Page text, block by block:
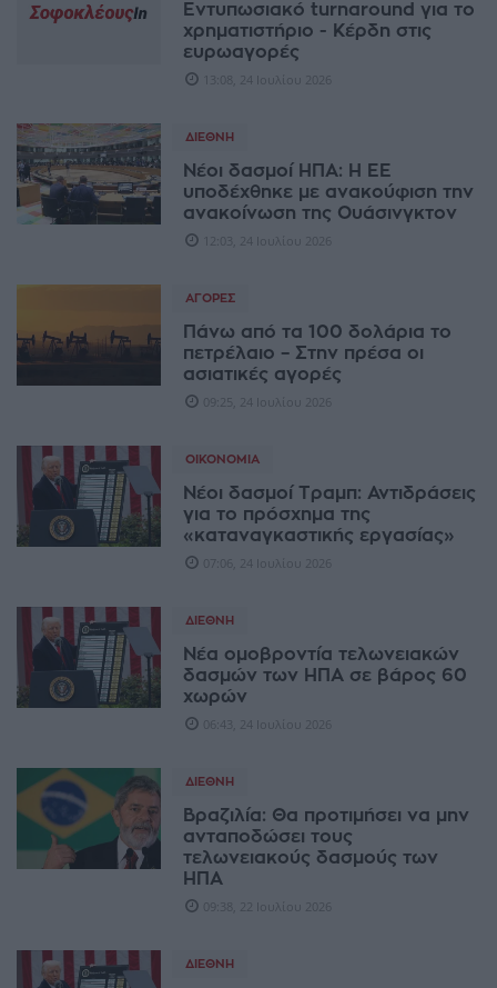
Εντυπωσιακό turnaround για το
χρηματιστήριο - Κέρδη στις
ευρωαγορές
13:08, 24 Ιουλίου 2026
ΔΙΕΘΝΉ
Νέοι δασμοί ΗΠΑ: Η ΕΕ
υποδέχθηκε με ανακούφιση την
ανακοίνωση της Ουάσινγκτον
12:03, 24 Ιουλίου 2026
ΑΓΟΡΈΣ
Πάνω από τα 100 δολάρια το
πετρέλαιο – Στην πρέσα οι
ασιατικές αγορές
09:25, 24 Ιουλίου 2026
ΟΙΚΟΝΟΜΊΑ
Νέοι δασμοί Τραμπ: Αντιδράσεις
για το πρόσχημα της
«καταναγκαστικής εργασίας»
07:06, 24 Ιουλίου 2026
ΔΙΕΘΝΉ
Νέα ομοβροντία τελωνειακών
δασμών των ΗΠΑ σε βάρος 60
χωρών
06:43, 24 Ιουλίου 2026
ΔΙΕΘΝΉ
Βραζιλία: Θα προτιμήσει να μην
ανταποδώσει τους
τελωνειακούς δασμούς των
ΗΠΑ
09:38, 22 Ιουλίου 2026
ΔΙΕΘΝΉ